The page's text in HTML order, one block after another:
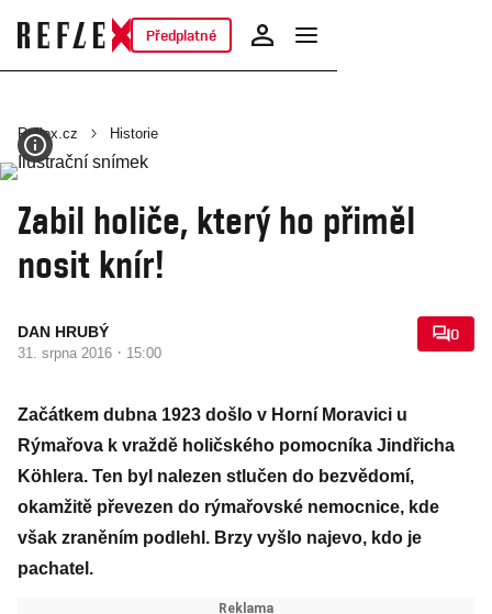
Předplatné
Reflex.cz Historie
Zabil holiče, který ho přiměl
nosit knír!
DAN HRUBÝ
31. srpna 2016 · 15:00
0
Začátkem dubna 1923 došlo v Horní Moravici u
Rýmařova k vraždě holičského pomocníka Jindřicha
Köhlera. Ten byl nalezen stlučen do bezvědomí,
okamžitě převezen do rýmařovské nemocnice, kde
však zraněním podlehl. Brzy vyšlo najevo, kdo je
pachatel.